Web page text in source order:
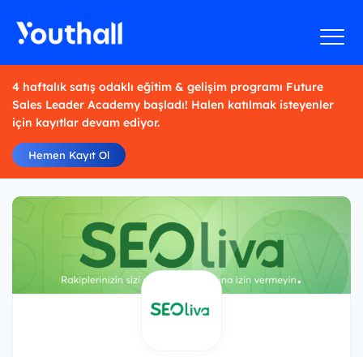
4 haftalık satış odaklı eğitim & gelişim programı Future
Sales Leader Academy başladı! Halen katılmak isteyenler
için kayıtlar devam ediyor.
Hemen Kayıt Ol